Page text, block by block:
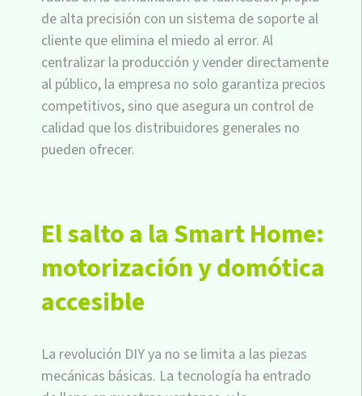
de alta precisión con un sistema de soporte al
cliente que elimina el miedo al error. Al
centralizar la producción y vender directamente
al público, la empresa no solo garantiza precios
competitivos, sino que asegura un control de
calidad que los distribuidores generales no
pueden ofrecer.
El salto a la Smart Home:
motorización y domótica
accesible
La revolución DIY ya no se limita a las piezas
mecánicas básicas. La tecnología ha entrado